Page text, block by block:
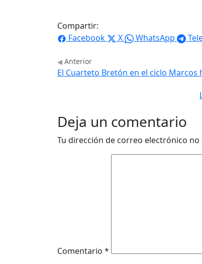
Compartir:
Facebook
X WhatsApp
Anterior
El Cuarteto Bretón en el ciclo
Deja un comentario
Tu dirección de correo electrónico no
Comentario *